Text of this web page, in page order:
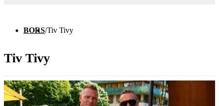
BORS/Tiv Tivy
Tiv Tivy